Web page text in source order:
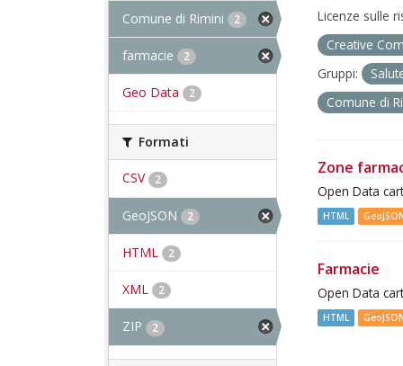
Comune di Rimini 2
farmacie 2
Geo Data 2
Formati
CSV 2
GeoJSON 2
HTML 2
XML 2
ZIP 2
Licenze sulle
Creative
Gruppi:
Comune di
Zone
Open Data
HTML
Farmacie
Open Data
HTML